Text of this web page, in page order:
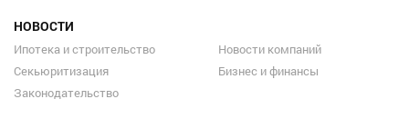
НОВОСТИ
Ипотека и строительство
Секьюритизация
Законодательство
Новости компаний
Бизнес и финансы